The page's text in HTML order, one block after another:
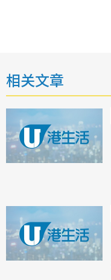
相关文章